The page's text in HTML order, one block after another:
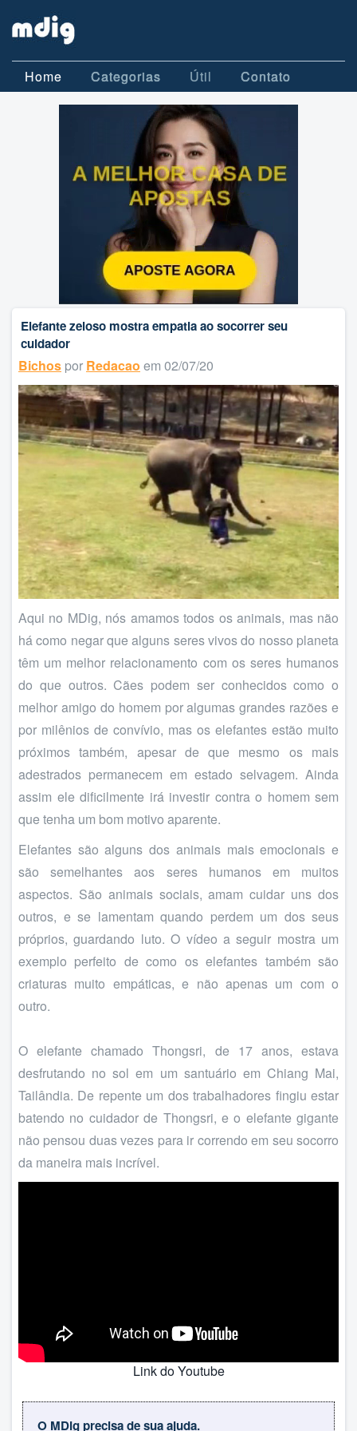
Home Categorias Útil Contato
Elefante zeloso mostra empatia ao socorrer seu
cuidador
Bichos por Redacao em 02/07/20
Aqui no MDig, nós amamos todos os animais, mas não
há como negar que alguns seres vivos do nosso planeta
têm um melhor relacionamento com os seres humanos
do que outros. Cães podem ser conhecidos como o
melhor amigo do homem por algumas grandes razões e
por milênios de convívio, mas os elefantes estão muito
próximos também, apesar de que mesmo os mais
adestrados permanecem em estado selvagem. Ainda
assim ele dificilmente irá investir contra o homem sem
que tenha um bom motivo aparente.
Elefantes são alguns dos animais mais emocionais e
são semelhantes aos seres humanos em muitos
aspectos. São animais sociais, amam cuidar uns dos
outros, e se lamentam quando perdem um dos seus
próprios, guardando luto. O vídeo a seguir mostra um
exemplo perfeito de como os elefantes também são
criaturas muito empáticas, e não apenas um com o
outro.
O elefante chamado Thongsri, de 17 anos, estava
desfrutando no sol em um santuário em Chiang Mai,
Tailândia. De repente um dos trabalhadores fingiu estar
batendo no cuidador de Thongsri, e o elefante gigante
não pensou duas vezes para ir correndo em seu socorro
da maneira mais incrível.
Link do Youtube
O MDig precisa de sua ajuda.